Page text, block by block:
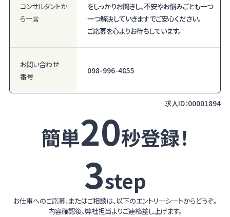
コンサルタントか
ら一言
をしっかりお聞きし、不安やお悩みごとも一つ
一つ解決していきますでご安心ください。
ご応募を心よりお待ちしています。
お問い合わせ
番号
098-996-4855
求人ID：00001894
簡単20秒登録！
3step
お仕事へのご応募、またはご相談は、以下のエントリーシートからどうぞ。
内容確認後、弊社担当よりご連絡差し上げます。